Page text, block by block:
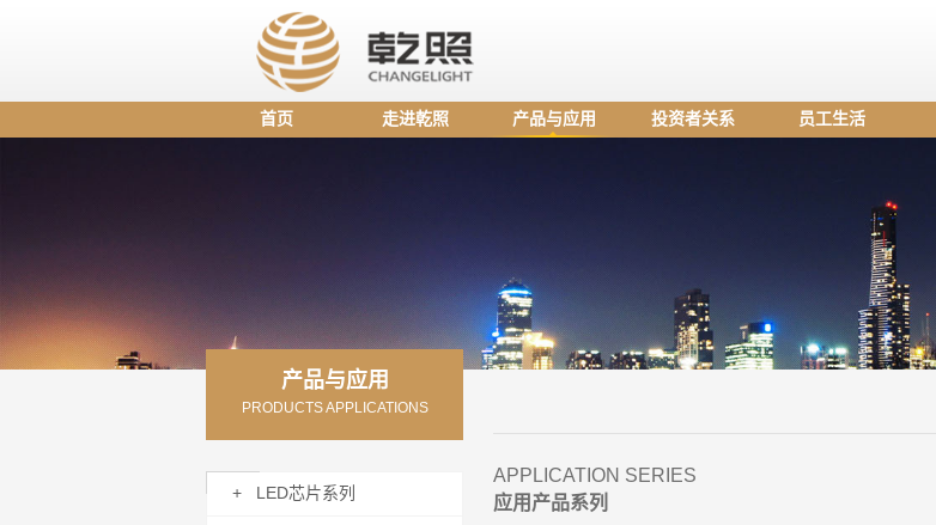
首页 走进乾照 产品与应用 投资者关系 员工生活
产品与应用
PRODUCTS APPLICATIONS
+ LED芯片系列
APPLICATION SERIES
应用产品系列